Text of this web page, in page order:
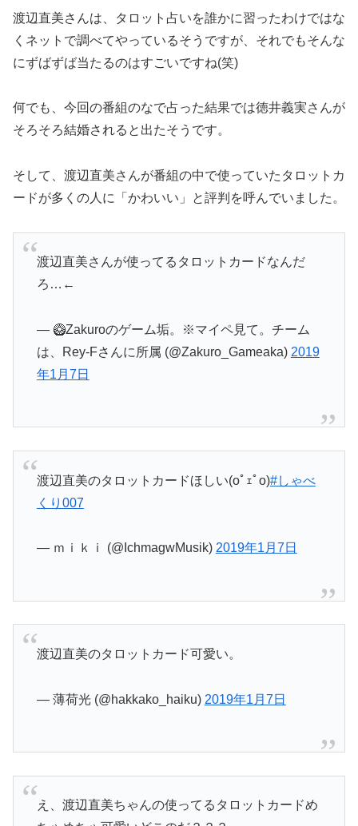
渡辺直美さんは、タロット占いを誰かに習ったわけではな
くネットで調べてやっているそうですが、それでもそんな
にずばずば当たるのはすごいですね(笑)
何でも、今回の番組のなで占った結果では徳井義実さんが
そろそろ結婚されると出たそうです。
そして、渡辺直美さんが番組の中で使っていたタロットカ
ードが多くの人に「かわいい」と評判を呼んでいました。
渡辺直美さんが使ってるタロットカードなんだ
ろ…←
— 🥝Zakuroのゲーム垢。※マイペ見て。チーム
は、Rey-Fさんに所属 (@Zakuro_Gameaka) 2019
年1月7日
渡辺直美のタロットカードほしい(oﾟｪﾟo)#しゃべ
くり007
— ｍｉｋｉ (@IchmagwMusik) 2019年1月7日
渡辺直美のタロットカード可愛い。
— 薄荷光 (@hakkako_haiku) 2019年1月7日
え、渡辺直美ちゃんの使ってるタロットカードめ